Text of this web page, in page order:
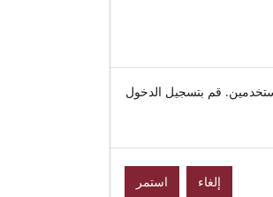
قم بتسجيل الدخول
إلغاء استمر